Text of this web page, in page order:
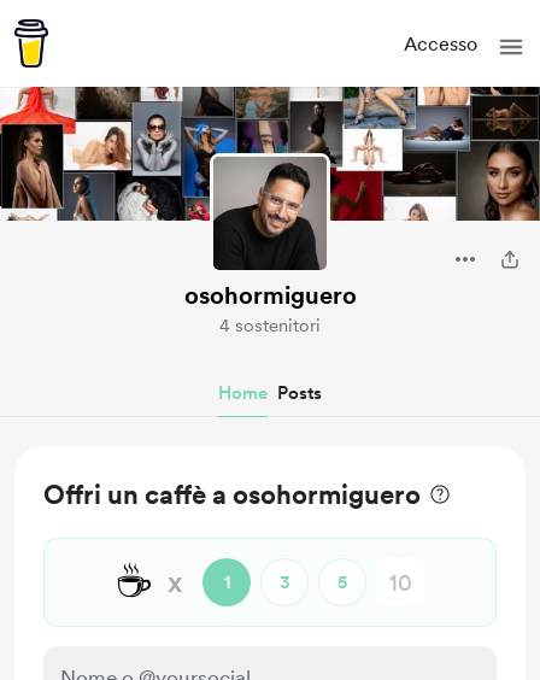
Accesso
osohormiguero
4 sostenitori
Home Posts
Offri un caffè a osohormiguero
☕ x 1 3 5